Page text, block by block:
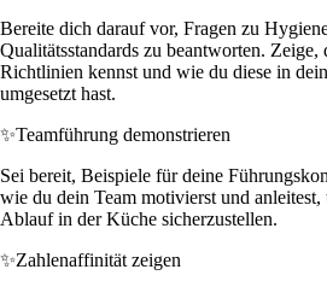
Bereite dich darauf vor, Fragen zu
Qualitätsstandards zu beantworten.
Richtlinien kennst und wie du diese in
umgesetzt hast.
✨Teamführung demonstrieren
Sei bereit, Beispiele für deine
wie du dein Team motivierst und anleitest,
Ablauf in der Küche sicherzustellen.
✨Zahlenaffinität zeigen